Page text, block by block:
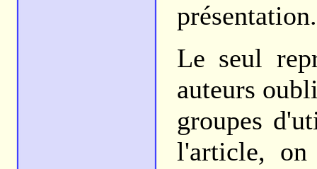
présentation.
Le seul
auteurs
groupes
l'article, on